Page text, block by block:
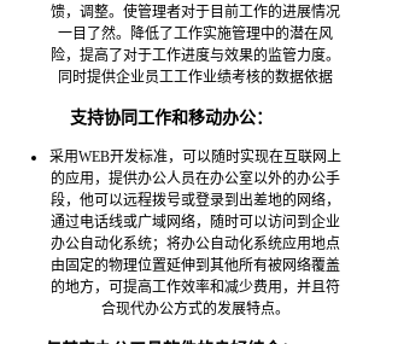
馈，调整。使管理者对于目前工作的进展情况
一目了然。降低了工作实施管理中的潜在风
险，提高了对于工作进度与效果的监管力度。
同时提供企业员工工作业绩考核的数据依据
支持协同工作和移动办公：
采用WEB开发标准，可以随时实现在互联网上
的应用，提供办公人员在办公室以外的办公手
段，他可以远程拨号或登录到出差地的网络，
通过电话线或广域网络，随时可以访问到企业
办公自动化系统；将办公自动化系统应用地点
由固定的物理位置延伸到其他所有被网络覆盖
的地方，可提高工作效率和减少费用，并且符
合现代办公方式的发展特点。